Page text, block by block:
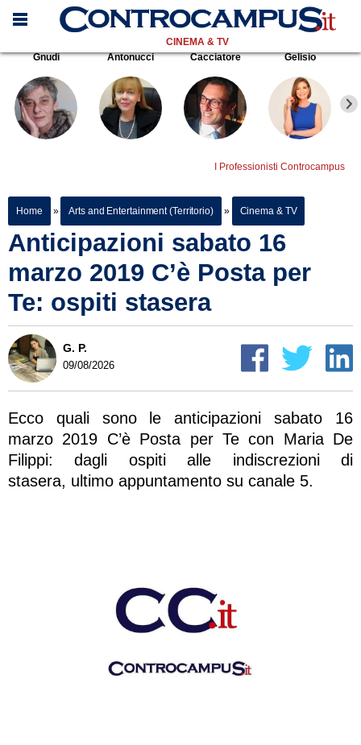
CINEMA & TV
Gnudi
Antonucci Cacciatore Gelisio
I Professionisti Controcampus
Home » Arts and Entertainment (Territorio) » Cinema & TV
Anticipazioni sabato 16
marzo 2019 C’è Posta per
Te: ospiti stasera
G. P.
09/08/2026
Ecco quali sono le anticipazioni sabato 16
marzo 2019 C’è Posta per Te con Maria De
Filippi: dagli ospiti alle indiscrezioni di
stasera, ultimo appuntamento su canale 5.